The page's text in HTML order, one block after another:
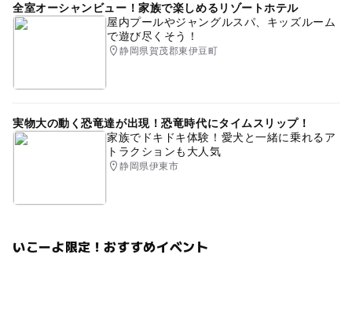
全室オーシャンビュー！家族で楽しめるリゾートホテル
屋内プールやジャングルスパ、キッズルーム
で遊び尽くそう！
静岡県賀茂郡東伊豆町
実物大の動く恐竜達が出現！恐竜時代にタイムスリップ！
家族でドキドキ体験！愛犬と一緒に乗れるア
トラクションも大人気
静岡県伊東市
いこーよ限定！おすすめイベント